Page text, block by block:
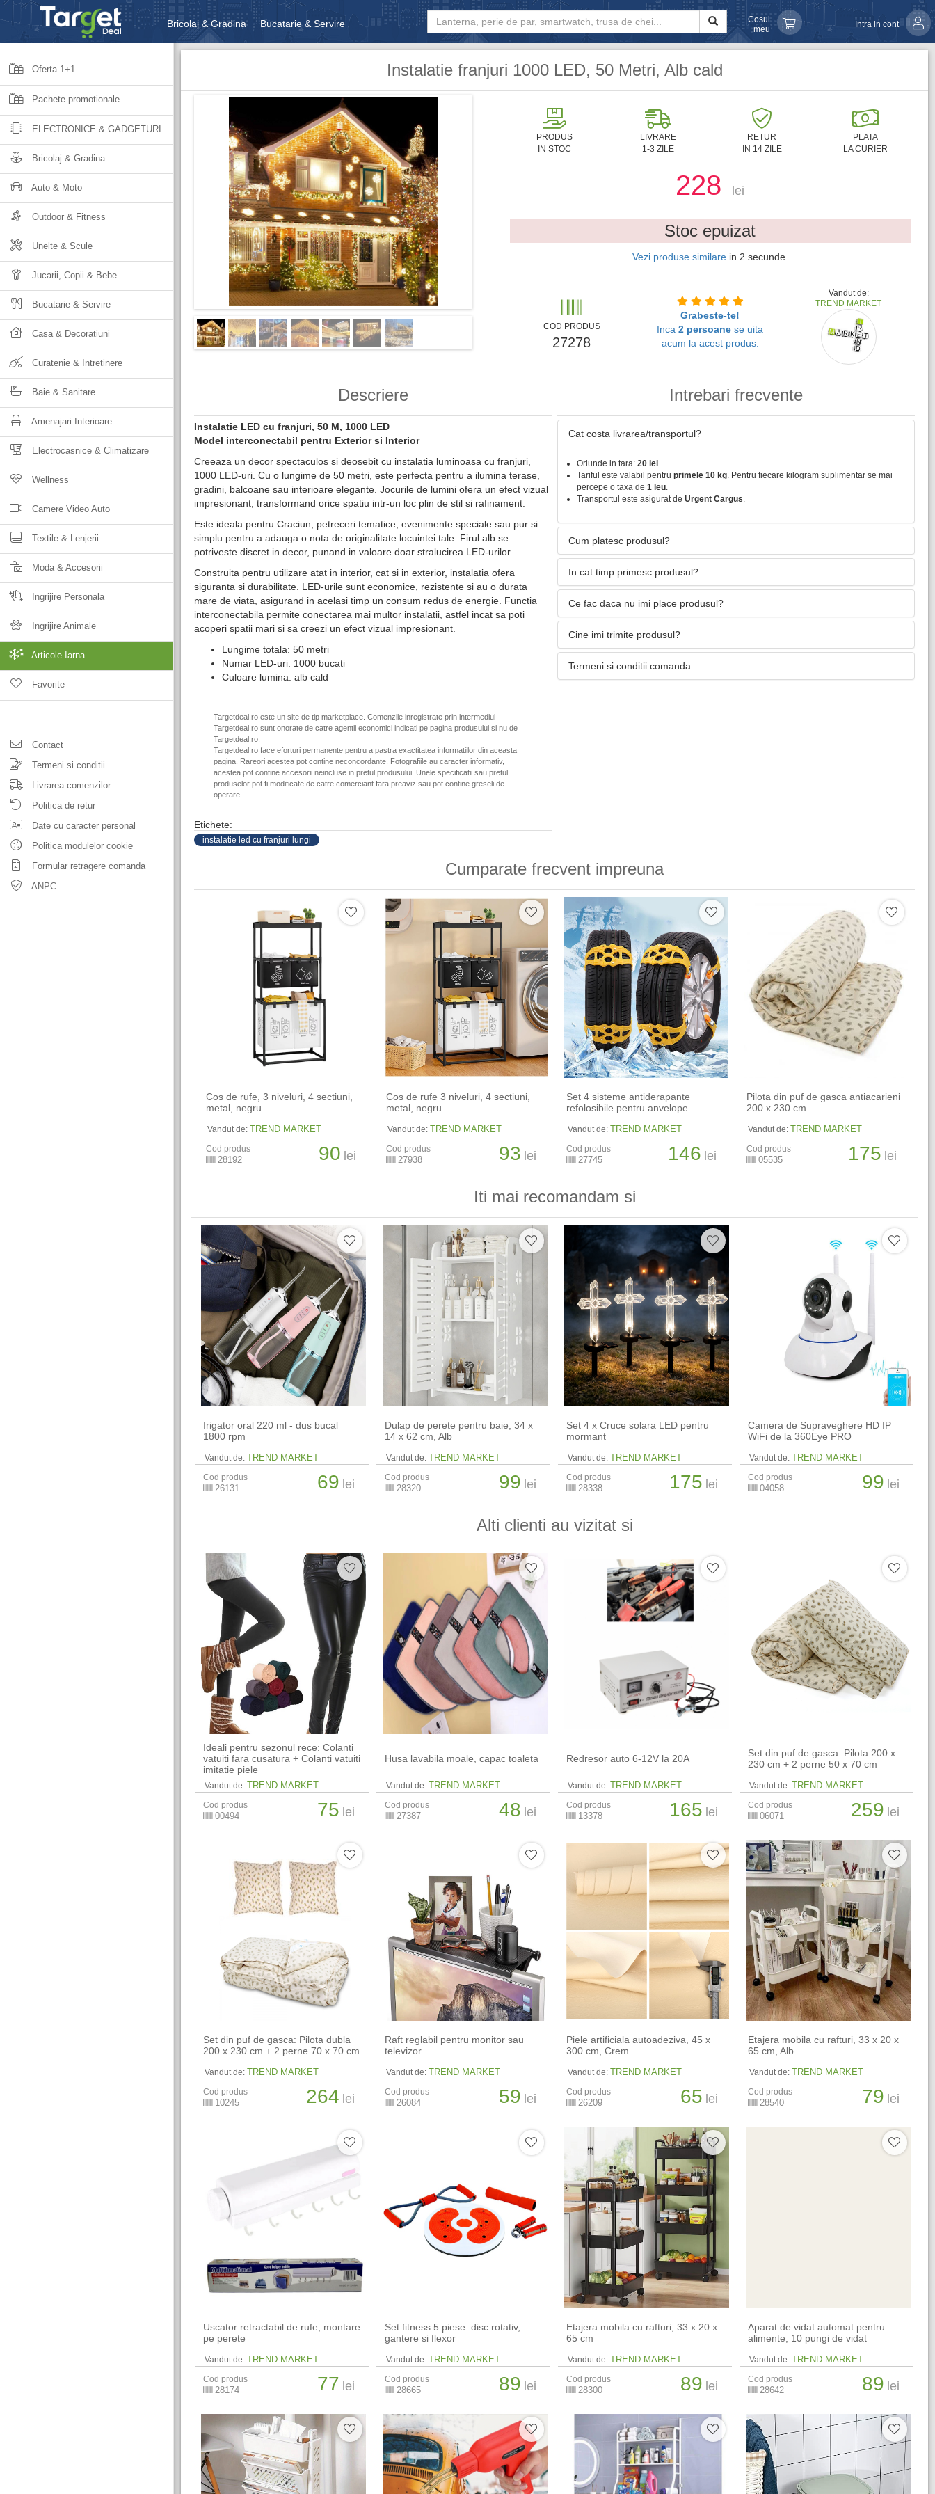
Bricolaj & Gradina Bucatarie & Servire
Unelte & Scule Jucarii, Copii & Bebe
Cosul
meu
Intra in cont
Oferta 1+1
Pachete promotionale
ELECTRONICE & GADGETURI
Bricolaj & Gradina
Auto & Moto
Outdoor & Fitness
Unelte & Scule
Jucarii, Copii & Bebe
Bucatarie & Servire
Casa & Decoratiuni
Curatenie & Intretinere
Baie & Sanitare
Amenajari Interioare
Electrocasnice & Climatizare
Wellness
Camere Video Auto
Textile & Lenjerii
Moda & Accesorii
Ingrijire Personala
Ingrijire Animale
Articole Iarna
Favorite
Contact
Termeni si conditii
Livrarea comenzilor
Politica de retur
Date cu caracter personal
Politica modulelor cookie
Formular retragere comanda
ANPC
Instalatie franjuri 1000 LED, 50 Metri, Alb cald
PRODUS
IN STOC
LIVRARE
1-3 ZILE
RETUR
IN 14 ZILE
PLATA
LA CURIER
228 lei
Stoc epuizat
Vezi produse similare in 1 secunde.
COD PRODUS
27278
Grabeste-te!
Inca2 persoane se uita
acum la acest produs.
Vandut de:
TREND MARKET
Descriere
Instalatie LED cu franjuri, 50 M, 1000 LED
Model interconectabil pentru Exterior si Interior
Creeaza un decor spectaculos si deosebit cu instalatia luminoasa cu franjuri,
1000 LED-uri. Cu o lungime de 50 metri, este perfecta pentru a ilumina terase,
gradini, balcoane sau interioare elegante. Jocurile de lumini ofera un efect vizual
impresionant, transformand orice spatiu intr-un loc plin de stil si rafinament.
Este ideala pentru Craciun, petreceri tematice, evenimente speciale sau pur si
simplu pentru a adauga o nota de originalitate locuintei tale. Firul alb se
potriveste discret in decor, punand in valoare doar stralucirea LED-urilor.
Construita pentru utilizare atat in interior, cat si in exterior, instalatia ofera
siguranta si durabilitate. LED-urile sunt economice, rezistente si au o durata
mare de viata, asigurand in acelasi timp un consum redus de energie. Functia
interconectabila permite conectarea mai multor instalatii, astfel incat sa poti
acoperi spatii mari si sa creezi un efect vizual impresionant.
Lungime totala: 50 metri
Numar LED-uri: 1000 bucati
Culoare lumina: alb cald
Targetdeal.ro este un site de tip marketplace. Comenzile inregistrate prin intermediul
Targetdeal.ro sunt onorate de catre agentii economici indicati pe pagina produsului si nu de
Targetdeal.ro.
Targetdeal.ro face eforturi permanente pentru a pastra exactitatea informatiilor din aceasta
pagina. Rareori acestea pot contine neconcordante. Fotografiile au caracter informativ,
acestea pot contine accesorii neincluse in pretul produsului. Unele specificatii sau pretul
produselor pot fi modificate de catre comerciant fara preaviz sau pot contine greseli de
operare.
Etichete:
instalatie led cu franjuri lungi
Intrebari frecvente
Cat costa livrarea/transportul?
Oriunde in tara: 20 lei
Tariful este valabil pentru primele 10 kg. Pentru fiecare kilogram suplimentar se mai
percepe o taxa de 1 leu.
Transportul este asigurat de Urgent Cargus.
Cum platesc produsul?
In cat timp primesc produsul?
Ce fac daca nu imi place produsul?
Cine imi trimite produsul?
Termeni si conditii comanda
Cumparate frecvent impreuna
Cos de rufe, 3 niveluri, 4 sectiuni,
metal, negru
Vandut de: TREND MARKET
Cod produs
28192 90 lei
Cos de rufe 3 niveluri, 4 sectiuni,
metal, negru
Vandut de: TREND MARKET
Cod produs
27938 93 lei
Set 4 sisteme antiderapante
refolosibile pentru anvelope
Vandut de: TREND MARKET
Cod produs
27745 146 lei
Pilota din puf de gasca antiacarieni
200 x 230 cm
Vandut de: TREND MARKET
Cod produs
05535 175 lei
Iti mai recomandam si
Irigator oral 220 ml - dus bucal
1800 rpm
Vandut de: TREND MARKET
Cod produs
26131 69 lei
Dulap de perete pentru baie, 34 x
14 x 62 cm​, Alb
Vandut de: TREND MARKET
Cod produs
28320 99 lei
Set 4 x Cruce solara LED pentru
mormant
Vandut de: TREND MARKET
Cod produs
28338 175 lei
Camera de Supraveghere HD IP
WiFi de la 360Eye PRO
Vandut de: TREND MARKET
Cod produs
04058 99 lei
Alti clienti au vizitat si
Ideali pentru sezonul rece: Colanti
vatuiti fara cusatura + Colanti vatuiti
imitatie piele
Vandut de: TREND MARKET
Cod produs
00494 75 lei
Husa lavabila moale, capac toaleta
Vandut de: TREND MARKET
Cod produs
27387 48 lei
Redresor auto 6-12V la 20A
Vandut de: TREND MARKET
Cod produs
13378 165 lei
Set din puf de gasca: Pilota 200 x
230 cm + 2 perne 50 x 70 cm
Vandut de: TREND MARKET
Cod produs
06071 259 lei
Set din puf de gasca: Pilota dubla
200 x 230 cm + 2 perne 70 x 70 cm
Vandut de: TREND MARKET
Cod produs
10245 264 lei
Raft reglabil pentru monitor sau
televizor
Vandut de: TREND MARKET
Cod produs
26084 59 lei
Piele artificiala autoadeziva, 45 x
300 cm, Crem
Vandut de: TREND MARKET
Cod produs
26209 65 lei
Etajera mobila cu rafturi, 33 x 20 x
65 cm, Alb
Vandut de: TREND MARKET
Cod produs
28540 79 lei
Uscator retractabil de rufe, montare
pe perete
Vandut de: TREND MARKET
Cod produs
28174 77 lei
Set fitness 5 piese: disc rotativ,
gantere si flexor
Vandut de: TREND MARKET
Cod produs
28665 89 lei
Etajera mobila cu rafturi, 33 x 20 x
65 cm
Vandut de: TREND MARKET
Cod produs
28300 89 lei
Aparat de vidat automat pentru
alimente, 10 pungi de vidat
Vandut de: TREND MARKET
Cod produs
28642 89 lei